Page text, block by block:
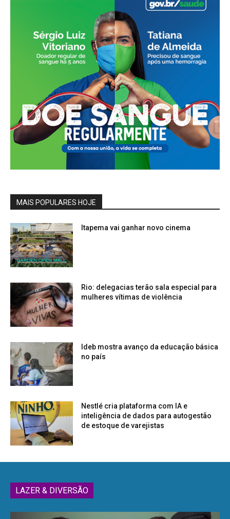
MAIS POPULARES HOJE
Itapema vai ganhar novo cinema
Rio: delegacias terão sala especial para
mulheres vítimas de violência
Ideb mostra avanço da educação básica
no país
Nestlé cria plataforma com IA e
inteligência de dados para autogestão
de estoque de varejistas
LAZER & DIVERSÃO